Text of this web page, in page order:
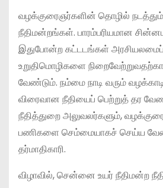
வழக்குரைஞர்களின் தொழில்
நீதிமன்றங்கள். பாரம்பரியமான
இதுபோன்ற கட்டடங்கள்
உறுதிமொழிகளை
வேண்டும். நம்மை நாடி வரும்
விரைவான நீதியைப் பெற்றுத் தர
நீதித்துறை அலுவலர்களும்,
பணிகளை செம்மையாகச் செய்ய
தர்மாதிகாரி.
விழாவில், சென்னை உயர் நீதிமன்ற